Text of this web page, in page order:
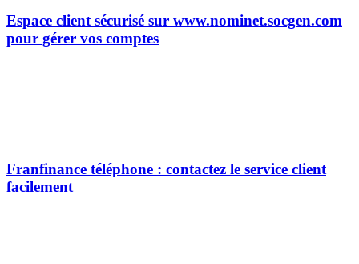
Espace client sécurisé sur www.nominet.socgen.com
pour gérer vos comptes
Franfinance téléphone : contactez le service client
facilement